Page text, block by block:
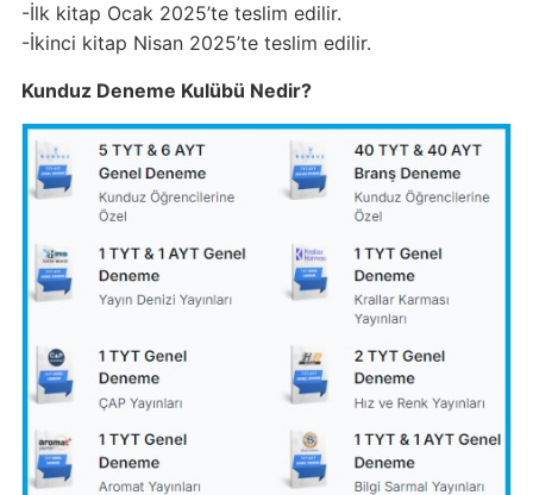
-İlk kitap Ocak 2025’te teslim edilir.
-İkinci kitap Nisan 2025’te teslim edilir.
Kunduz Deneme Kulübü Nedir?